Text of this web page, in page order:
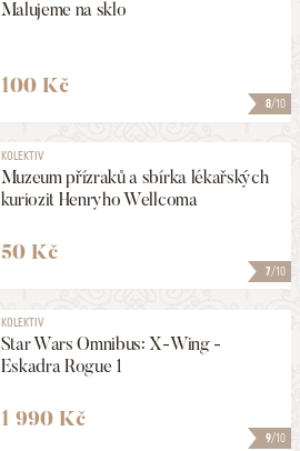
8/10
Malujeme na sklo
100 Kč
7/10
KOLEKTIV
Muzeum přízraků a sbírka lékařských
kuriozit Henryho Wellcoma
50 Kč
9/10
KOLEKTIV
Star Wars Omnibus: X-Wing -
Eskadra Rogue 1
1 990 Kč